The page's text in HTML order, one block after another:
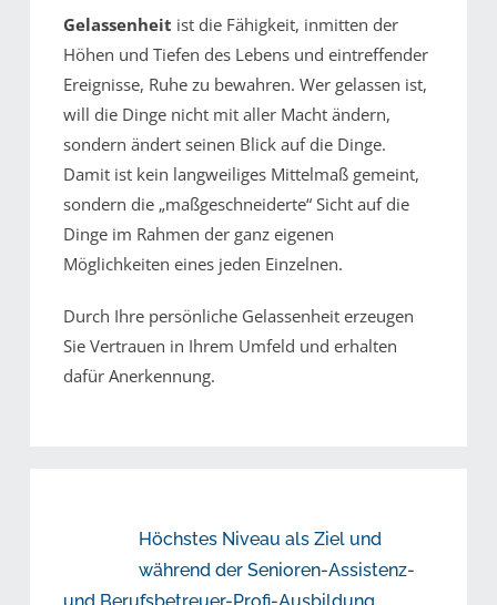
Gelassenheit ist die Fähigkeit, inmitten der
Höhen und Tiefen des Lebens und eintreffender
Ereignisse, Ruhe zu bewahren. Wer gelassen ist,
will die Dinge nicht mit aller Macht ändern,
sondern ändert seinen Blick auf die Dinge.
Damit ist kein langweiliges Mittelmaß gemeint,
sondern die „maßgeschneiderte“ Sicht auf die
Dinge im Rahmen der ganz eigenen
Möglichkeiten eines jeden Einzelnen.
Durch Ihre persönliche Gelassenheit erzeugen
Sie Vertrauen in Ihrem Umfeld und erhalten
dafür Anerkennung.
Höchstes Niveau als Ziel und
während der Senioren-Assistenz-